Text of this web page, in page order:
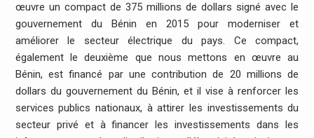
œuvre un compact de 375 millions de dollars signé avec le
gouvernement du Bénin en 2015 pour moderniser et
améliorer le secteur électrique du pays. Ce compact,
également le deuxième que nous mettons en œuvre au
Bénin, est financé par une contribution de 20 millions de
dollars du gouvernement du Bénin, et il vise à renforcer les
services publics nationaux, à attirer les investissements du
secteur privé et à financer les investissements dans les